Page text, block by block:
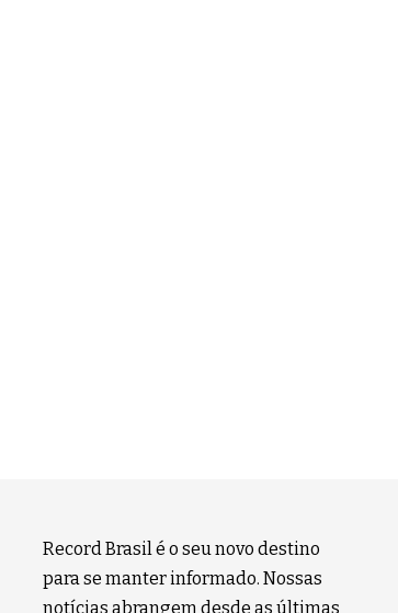
Record Brasil é o seu novo destino
para se manter informado. Nossas
notícias abrangem desde as últimas